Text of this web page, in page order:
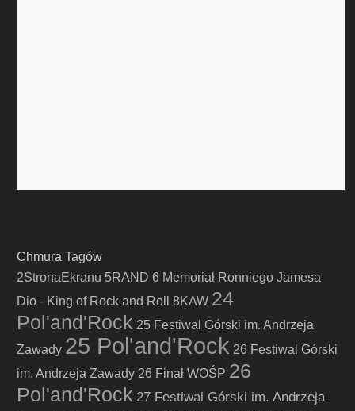
Chmura Tagów
2StronaEkranu 5RAND 6 Memoriał Ronniego Jamesa
Dio - King of Rock and Roll
8KAW 24
Pol'and'Rock 25 Festiwal Górski im. Andrzeja
Zawady 25 Pol'and'Rock 26 Festiwal Górski
im. Andrzeja Zawady 26 Finał WOŚP 26
Pol'and'Rock 27 Festiwal Górski im. Andrzeja